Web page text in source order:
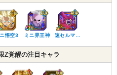
悟空3 ミニ界王神 速セルマ…
Z覚醒の注目キャラ